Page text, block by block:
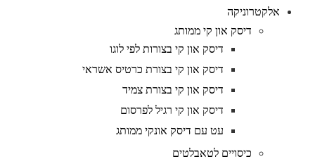
אלקטרוניקה
דיסק און קי ממותג
דיסק און קי בצורות לפי לוגו
דיסק און קי בצורת כרטיס אשראי
דיסק און קי בצורת צמיד
דיסק און קי רגיל לפרסום
עט עם דיסק אונקי ממותג
כיסויים לטאבלטים